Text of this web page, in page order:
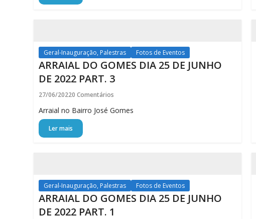
Geral-Inauguração, Palestras Fotos de Eventos
ARRAIAL DO GOMES DIA 25 DE JUNHO
DE 2022 PART. 3
27/06/20220 Comentários
Arraial no Bairro José Gomes
Ler mais
Geral-Inauguração, Palestras Fotos de Eventos
ARRAIAL DO GOMES DIA 25 DE JUNHO
DE 2022 PART. 1